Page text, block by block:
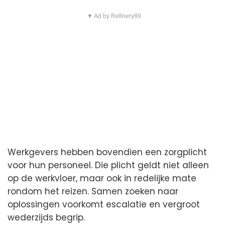
▼ Ad by Refinery89
Werkgevers hebben bovendien een zorgplicht
voor hun personeel. Die plicht geldt niet alleen
op de werkvloer, maar ook in redelijke mate
rondom het reizen. Samen zoeken naar
oplossingen voorkomt escalatie en vergroot
wederzijds begrip.